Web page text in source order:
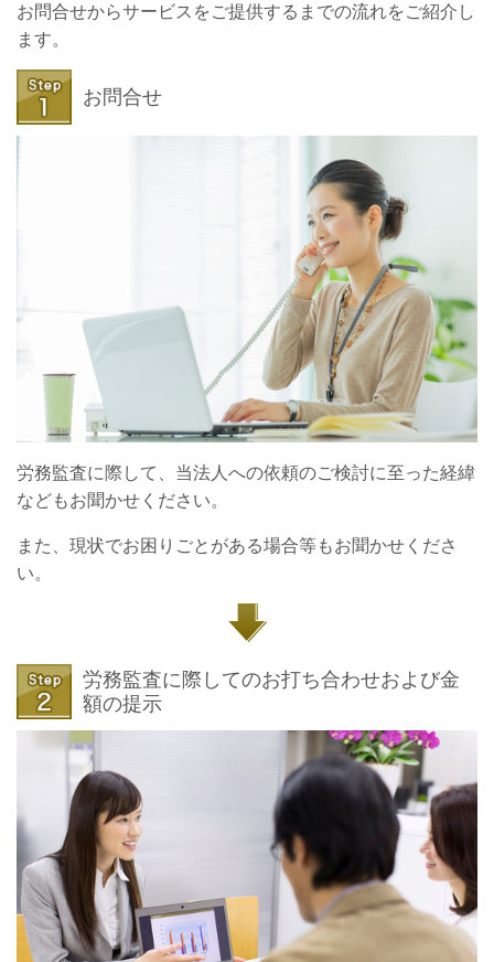
お問合せからサービスをご提供するまでの流れをご紹介し
ます。
お問合せ
労務監査に際して、当法人への依頼のご検討に至った経緯
などもお聞かせください。
また、現状でお困りごとがある場合等もお聞かせくださ
い。
労務監査に際してのお打ち合わせおよび金
額の提示